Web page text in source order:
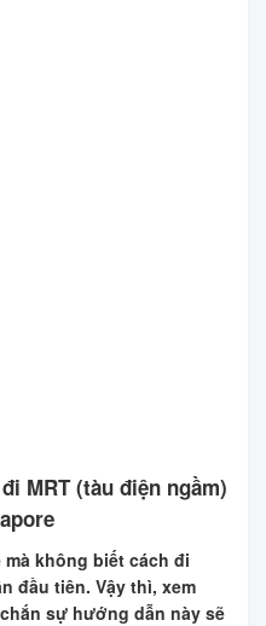
MRT (tàu điện ngầm)
không biết cách đi
đầu tiên. Vậy thì, xem
sự hướng dẫn này sẽ